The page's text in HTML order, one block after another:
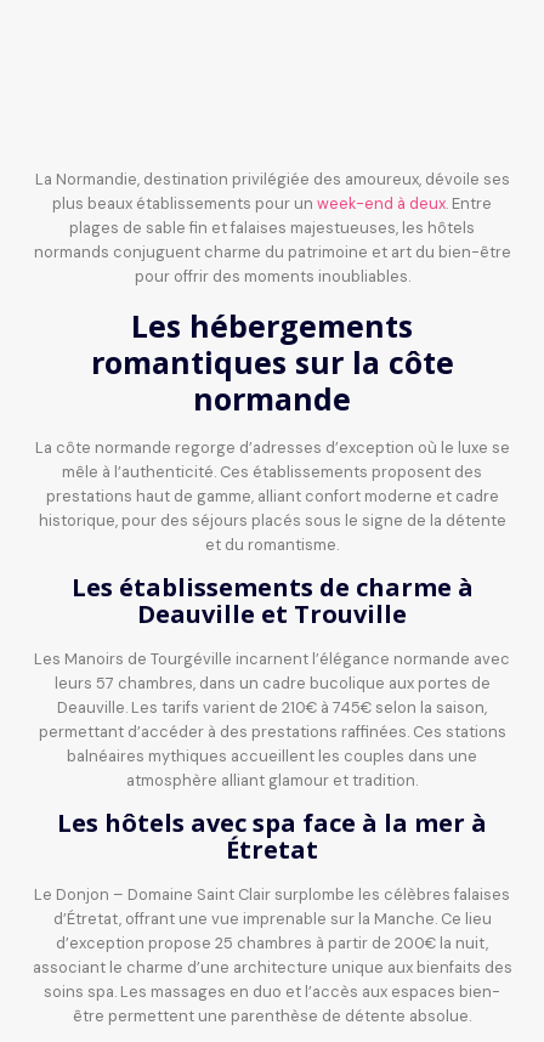
La Normandie, destination privilégiée des amoureux, dévoile ses
plus beaux établissements pour un week-end à deux. Entre
plages de sable fin et falaises majestueuses, les hôtels
normands conjuguent charme du patrimoine et art du bien-être
pour offrir des moments inoubliables.
Les hébergements
romantiques sur la côte
normande
La côte normande regorge d’adresses d’exception où le luxe se
mêle à l’authenticité. Ces établissements proposent des
prestations haut de gamme, alliant confort moderne et cadre
historique, pour des séjours placés sous le signe de la détente
et du romantisme.
Les établissements de charme à
Deauville et Trouville
Les Manoirs de Tourgéville incarnent l’élégance normande avec
leurs 57 chambres, dans un cadre bucolique aux portes de
Deauville. Les tarifs varient de 210€ à 745€ selon la saison,
permettant d’accéder à des prestations raffinées. Ces stations
balnéaires mythiques accueillent les couples dans une
atmosphère alliant glamour et tradition.
Les hôtels avec spa face à la mer à
Étretat
Le Donjon – Domaine Saint Clair surplombe les célèbres falaises
d’Étretat, offrant une vue imprenable sur la Manche. Ce lieu
d’exception propose 25 chambres à partir de 200€ la nuit,
associant le charme d’une architecture unique aux bienfaits des
soins spa. Les massages en duo et l’accès aux espaces bien-
être permettent une parenthèse de détente absolue.